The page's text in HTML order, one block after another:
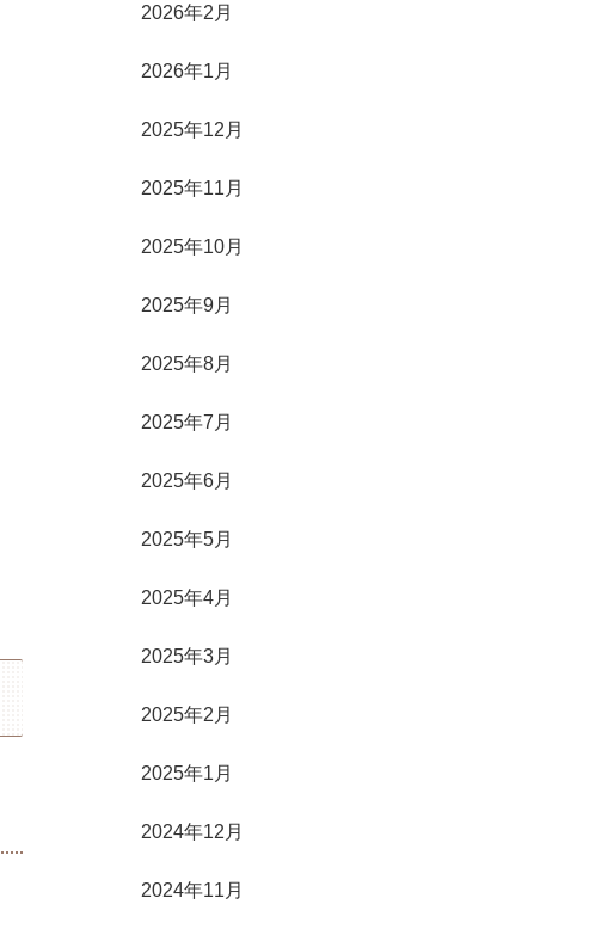
2026年2月
2026年1月
2025年12月
2025年11月
2025年10月
2025年9月
2025年8月
2025年7月
2025年6月
2025年5月
2025年4月
2025年3月
2025年2月
2025年1月
2024年12月
2024年11月